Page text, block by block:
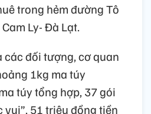
trong hẻm đường Tô
Ly- Đà Lạt.
các đối tượng, cơ quan
1kg ma túy
túy tổng hợp, 37 gói
vui”, 51 triệu đồng tiền